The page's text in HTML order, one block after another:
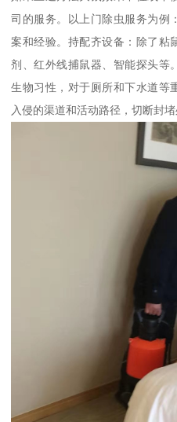
司的服务。以上门除虫服务为例
案和经验。持配齐设备：除了粘
剂、红外线捕鼠器、智能探头等
生物习性，对于厕所和下水道等
入侵的渠道和活动路径，切断封堵